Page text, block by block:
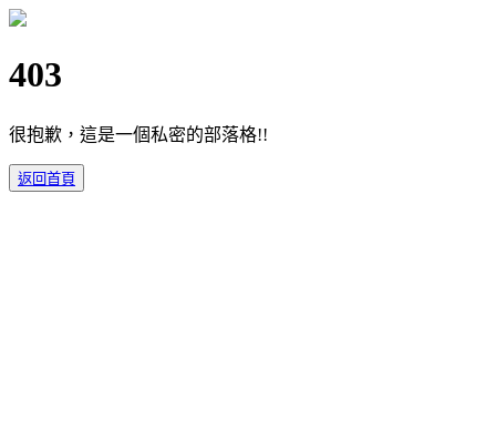
403
很抱歉，這是一個私密的部落格!!
返回首頁